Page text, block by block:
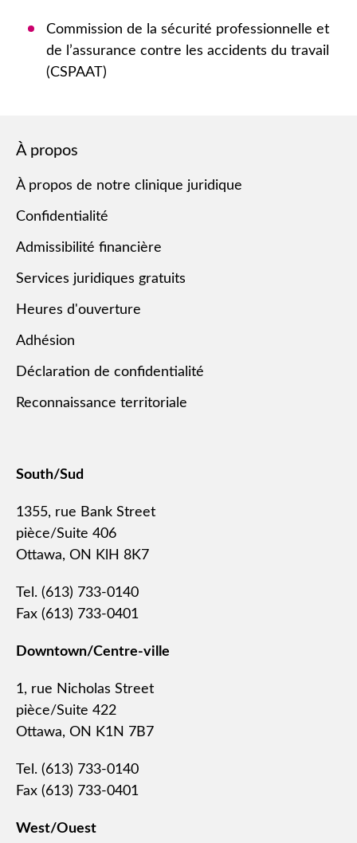
Commission de la sécurité professionnelle et
de l’assurance contre les accidents du travail
(CSPAAT)
À propos
À propos de notre clinique juridique
Confidentialité
Admissibilité financière
Services juridiques gratuits
Heures d'ouverture
Adhésion
Déclaration de confidentialité
Reconnaissance territoriale
South/Sud
1355, rue Bank Street
pièce/Suite 406
Ottawa, ON KlH 8K7
Tel. (613) 733-0140
Fax (613) 733-0401
Downtown/Centre-ville
1, rue Nicholas Street
pièce/Suite 422
Ottawa, ON K1N 7B7
Tel. (613) 733-0140
Fax (613) 733-0401
West/Ouest